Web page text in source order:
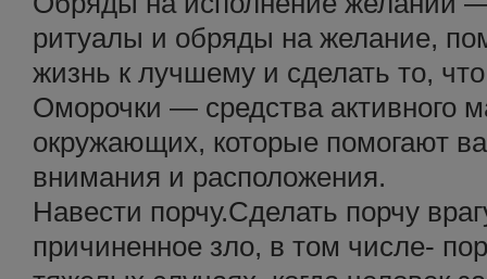
ритуалы и обряды на желание,
жизнь к лучшему и сделать то,
Оморочки — средства активного
окружающих, которые помогают
внимания и расположения.
Навести порчу.Сделать порчу
причиненное зло, в том числе-